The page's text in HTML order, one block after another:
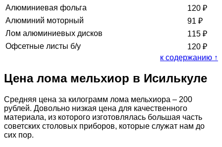
Алюминиевая фольга
120 ₽
Алюминий моторный
91 ₽
Лом алюминиевых дисков
115 ₽
Офсетные листы б/у
120 ₽
к содержанию ↑
Цена лома мельхиор в Исилькуле
Средняя цена за килограмм лома мельхиора – 200
рублей. Довольно низкая цена для качественного
материала, из которого изготовлялась большая часть
советских столовых приборов, которые служат нам до
сих пор.